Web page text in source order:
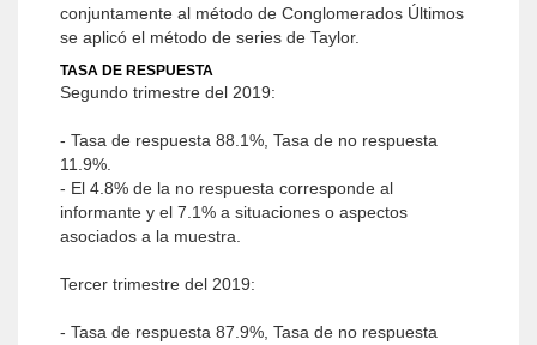
conjuntamente al método de Conglomerados Últimos
se aplicó el método de series de Taylor.
TASA DE RESPUESTA
Segundo trimestre del 2019:
- Tasa de respuesta 88.1%, Tasa de no respuesta
11.9%.
- El 4.8% de la no respuesta corresponde al
informante y el 7.1% a situaciones o aspectos
asociados a la muestra.
Tercer trimestre del 2019:
- Tasa de respuesta 87.9%, Tasa de no respuesta